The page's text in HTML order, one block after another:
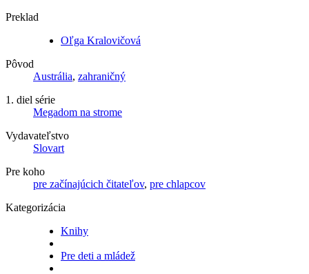
Preklad
Oľga Kralovičová
Pôvod
Austrália, zahraničný
1. diel série
Megadom na strome
Vydavateľstvo
Slovart
Pre koho
pre začínajúcich čitateľov, pre chlapcov
Kategorizácia
Knihy
Pre deti a mládež